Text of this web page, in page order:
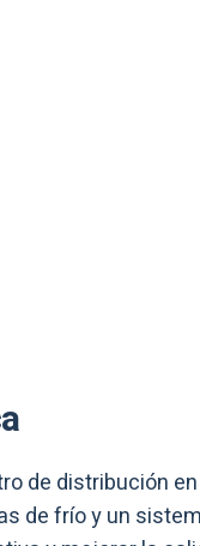
de distribución
de frío y un